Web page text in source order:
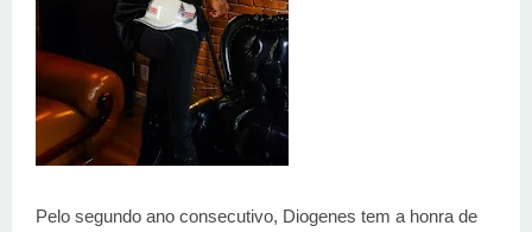
Pelo segundo ano consecutivo, Diogenes tem a honra de